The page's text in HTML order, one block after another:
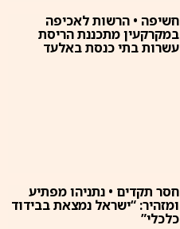
חשיפה • הרשות לאכיפה
במקרקעין מתכננת הריסת
עשרות בתי כנסת באלעד
חסר תקדים • נתניהו מפתיע
ומזהיר: “ישראל נמצאת בבידוד
כלכלי”